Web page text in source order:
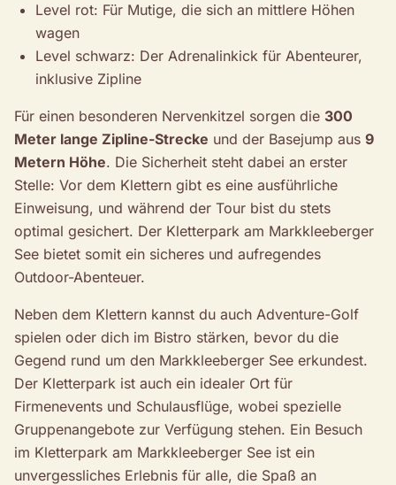
Level rot: Für Mutige, die sich an mittlere Höhen
wagen
Level schwarz: Der Adrenalinkick für Abenteurer,
inklusive Zipline
Für einen besonderen Nervenkitzel sorgen die 300
Meter lange Zipline-Strecke und der Basejump aus 9
Metern Höhe. Die Sicherheit steht dabei an erster
Stelle: Vor dem Klettern gibt es eine ausführliche
Einweisung, und während der Tour bist du stets
optimal gesichert. Der Kletterpark am Markkleeberger
See bietet somit ein sicheres und aufregendes
Outdoor-Abenteuer.
Neben dem Klettern kannst du auch Adventure-Golf
spielen oder dich im Bistro stärken, bevor du die
Gegend rund um den Markkleeberger See erkundest.
Der Kletterpark ist auch ein idealer Ort für
Firmenevents und Schulausflüge, wobei spezielle
Gruppenangebote zur Verfügung stehen. Ein Besuch
im Kletterpark am Markkleeberger See ist ein
unvergessliches Erlebnis für alle, die Spaß an